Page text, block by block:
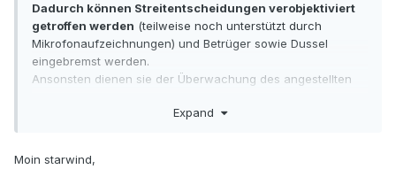
Dadurch können Streitentscheidungen verobjektiviert
getroffen werden (teilweise noch unterstützt durch
Mikrofonaufzeichnungen) und Betrüger sowie Dussel
eingebremst werden.
Ansonsten dienen sie der Überwachung des angestellten
Expand
Moin starwind,